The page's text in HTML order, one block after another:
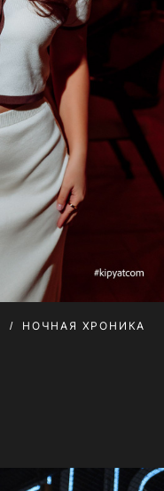
НОЧНАЯ ХРОНИКА